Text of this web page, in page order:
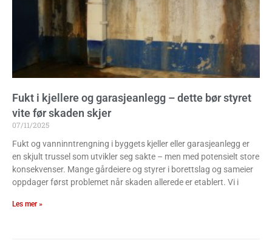
Fukt i kjellere og garasjeanlegg – dette bør styret
vite før skaden skjer
07/11/2025
Fukt og vanninntrengning i byggets kjeller eller garasjeanlegg er
en skjult trussel som utvikler seg sakte – men med potensielt store
konsekvenser. Mange gårdeiere og styrer i borettslag og sameier
oppdager først problemet når skaden allerede er etablert. Vi i
Les mer »